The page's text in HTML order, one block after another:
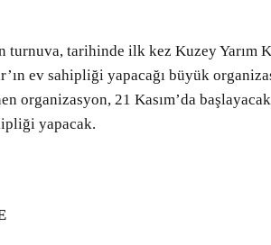
turnuva, tarihinde ilk kez Kuzey Yarım
ev sahipliği yapacağı büyük
organizasyon, 21 Kasım’da
yapacak.